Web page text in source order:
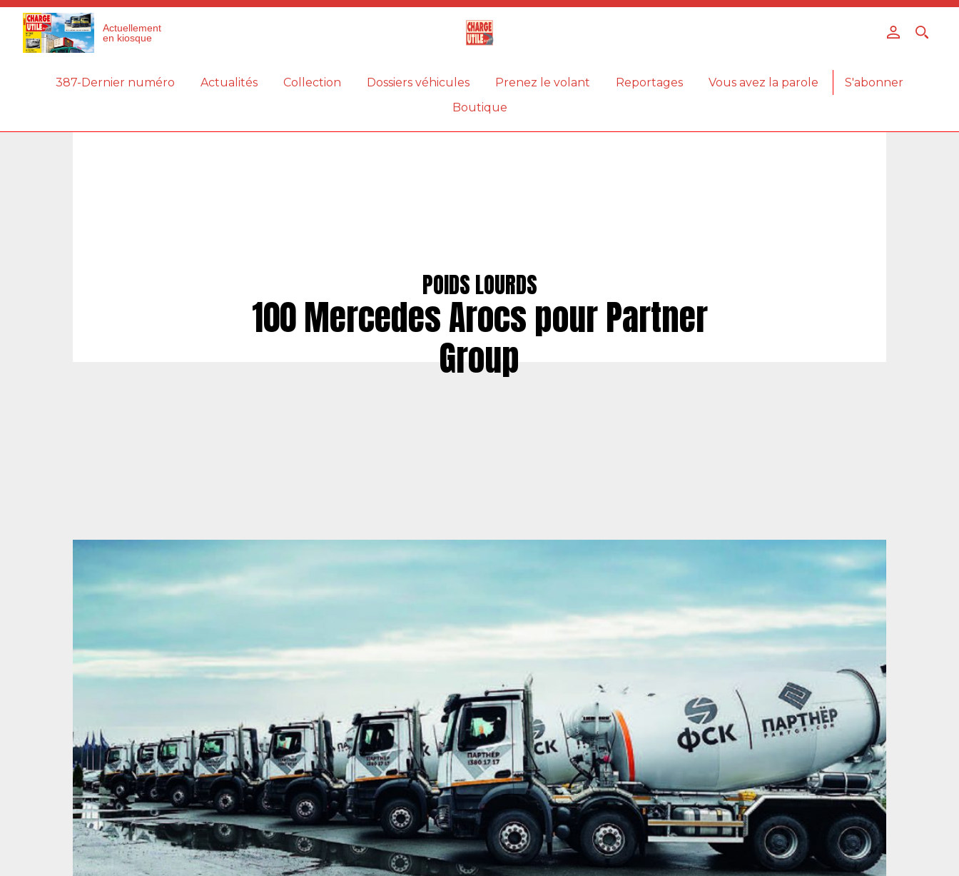
Actuellement
en kiosque
387-Dernier numéro Actualités Collection Dossiers véhicules Prenez le volant Reportages Vous avez la parole
S'abonner
Boutique
POIDS LOURDS
100 Mercedes Arocs pour Partner
Group
Panneau de gestion des cookies